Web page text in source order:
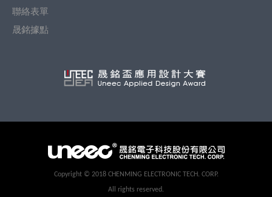
聯絡表單
晟銘據點
CopyRightCopyright © 2018 CHENMING ELECTRONIC TECH. CORP.
All rights reserved.